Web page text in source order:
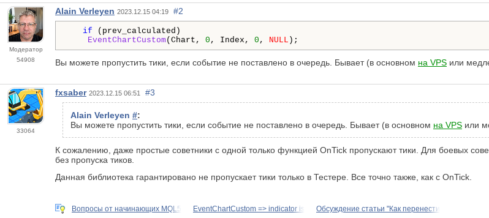
Модератор
54908
Alain Verleyen 2023.12.15 04:19 #2
if (prev_calculated)
EventChartCustom(Chart, 0 , Index, 0 , NULL );
Вы можете пропустить тики, если событие не поставлено в очередь. Бывает (в основном на VPS или
33064
fxsaber 2023.12.15 06:51 #3
Alain Verleyen #:
Вы можете пропустить тики, если событие не поставлено в очередь. Бывает (в основном на VPS или
К сожалению, даже простые советники с одной только функцией OnTick пропускают тики. Для боевых
без пропуска тиков.
Данная библиотека гарантировано не пропускает тики только в Тестере. Все точно также, как с OnTick.
Вопросы от начинающих MQL5 EventChartCustom => indicator is Обсуждение статьи "Как перенести